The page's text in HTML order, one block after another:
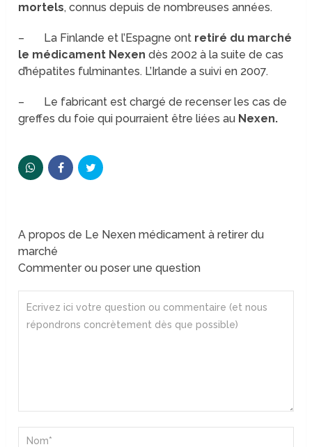
mortels, connus depuis de nombreuses années.
– La Finlande et l’Espagne ont retiré du marché
le médicament Nexendès 2002 à la suite de cas
d’hépatites fulminantes. L’Irlande a suivi en 2007.
– Le fabricant est chargé de recenser les cas de
greffes du foie qui pourraient être liées au Nexen.
A propos de Le Nexen médicament à retirer du
marché
Commenter ou poser une question